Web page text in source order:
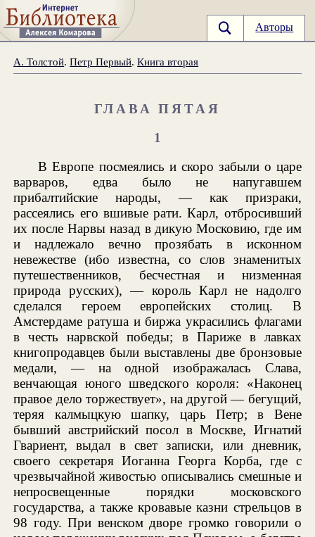
Авторы
А. Толстой.Петр Первый.Книга вторая
ГЛАВА ПЯТАЯ
1
В Европе посмеялись и скоро забыли о царе
варваров, едва было не напугавшем
прибалтийские народы, — как призраки,
рассеялись его вшивые рати. Карл, отбросивший
их после Нарвы назад в дикую Московию, где им
и надлежало вечно прозябать в исконном
невежестве (ибо известна, со слов знаменитых
путешественников, бесчестная и низменная
природа русских), — король Карл не надолго
сделался героем европейских столиц. В
Амстердаме ратуша и биржа украсились флагами
в честь нарвской победы; в Париже в лавках
книгопродавцев были выставлены две бронзовые
медали, — на одной изображалась Слава,
венчающая юного шведского короля: «Наконец
правое дело торжествует», на другой — бегущий,
теряя калмыцкую шапку, царь Петр; в Вене
бывший австрийский посол в Москве, Игнатий
Гвариент, выдал в свет записки, или дневник,
своего секретаря Иоганна Георга Корба, где с
чрезвычайной живостью описывались смешные и
непросвещенные порядки московского
государства, а также кровавые казни стрельцов в
98 году. При венском дворе громко говорили о